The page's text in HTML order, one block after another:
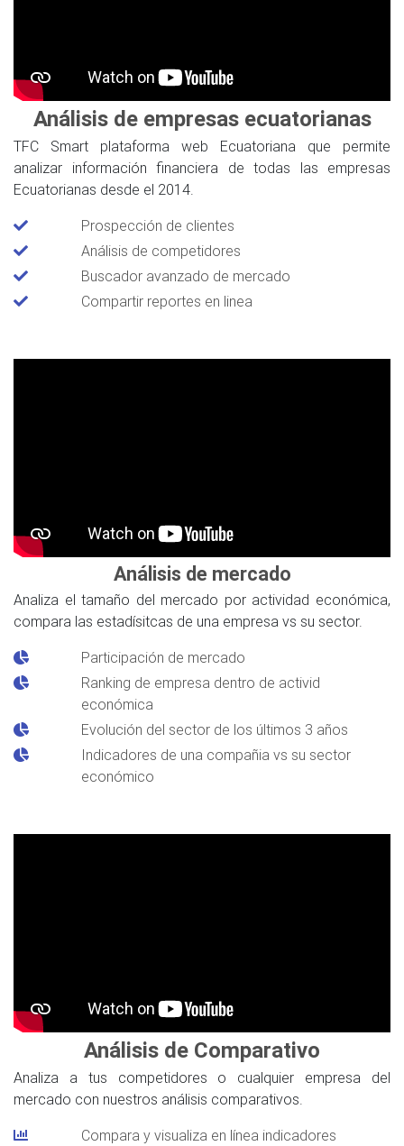
Análisis de empresas ecuatorianas
TFC Smart plataforma web Ecuatoriana que permite
analizar información financiera de todas las empresas
Ecuatorianas desde el 2014.
Prospección de clientes
Análisis de competidores
Buscador avanzado de mercado
Compartir reportes en linea
Análisis de mercado
Analiza el tamaño del mercado por actividad económica,
compara las estadísitcas de una empresa vs su sector.
Participación de mercado
Ranking de empresa dentro de activid
económica
Evolución del sector de los últimos 3 años
Indicadores de una compañia vs su sector
económico
Análisis de Comparativo
Analiza a tus competidores o cualquier empresa del
mercado con nuestros análisis comparativos.
Compara y visualiza en línea indicadores